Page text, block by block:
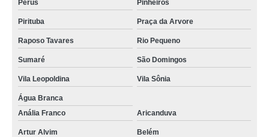
Perus Pinheiros
Pirituba Praça da Arvore
Raposo Tavares Rio Pequeno
Sumaré São Domingos
Vila Leopoldina Vila Sônia
Água Branca
Anália Franco
Aricanduva
Artur Alvim Belém